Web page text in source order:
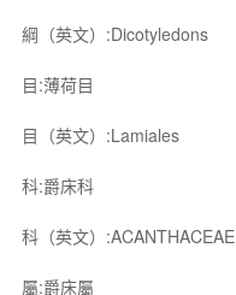
綱（英文）:Dicotyledons
目:薄荷目
目（英文）:Lamiales
科:爵床科
科（英文）:ACANTHACEAE
屬:爵床屬